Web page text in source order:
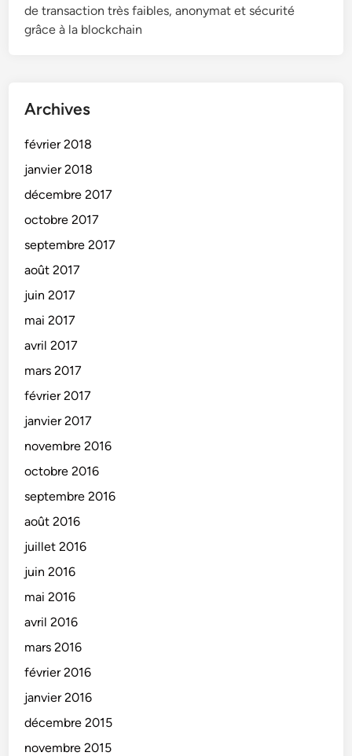
de transaction très faibles, anonymat et sécurité
grâce à la blockchain
Archives
février 2018
janvier 2018
décembre 2017
octobre 2017
septembre 2017
août 2017
juin 2017
mai 2017
avril 2017
mars 2017
février 2017
janvier 2017
novembre 2016
octobre 2016
septembre 2016
août 2016
juillet 2016
juin 2016
mai 2016
avril 2016
mars 2016
février 2016
janvier 2016
décembre 2015
novembre 2015